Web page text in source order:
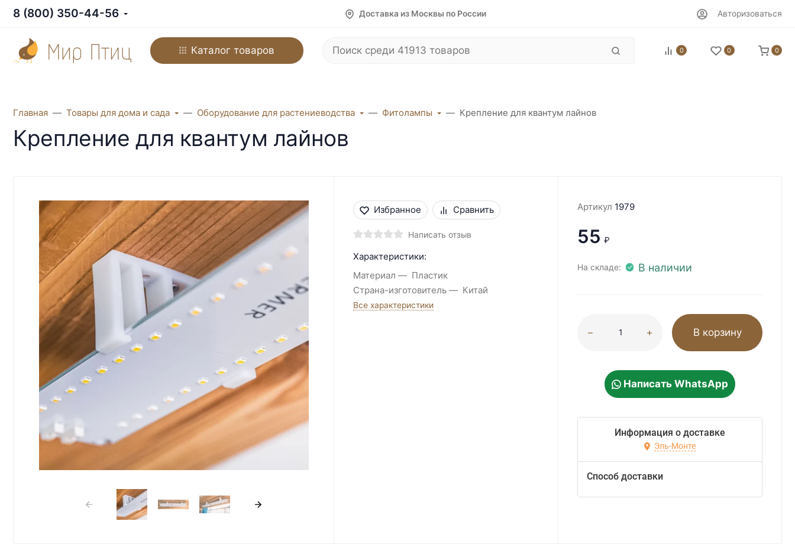
8 (800) 350-44-56 Доставка из Москвы по России Авторизоваться
Каталог товаров 0 0 0
Главная Товары для дома и сада Оборудование для растениеводства Фитолампы Крепление для квантум лайнов
Крепление для квантум лайнов
Избранное Сравнить
Написать отзыв
Характеристики:
Материал
Пластик
Страна-изготовитель
Китай
Все характеристики
Артикул 1979
55 ₽
На складе: В наличии
В корзину
Написать WhatsApp
Информация о доставке
Эль-Монте
Способ доставки